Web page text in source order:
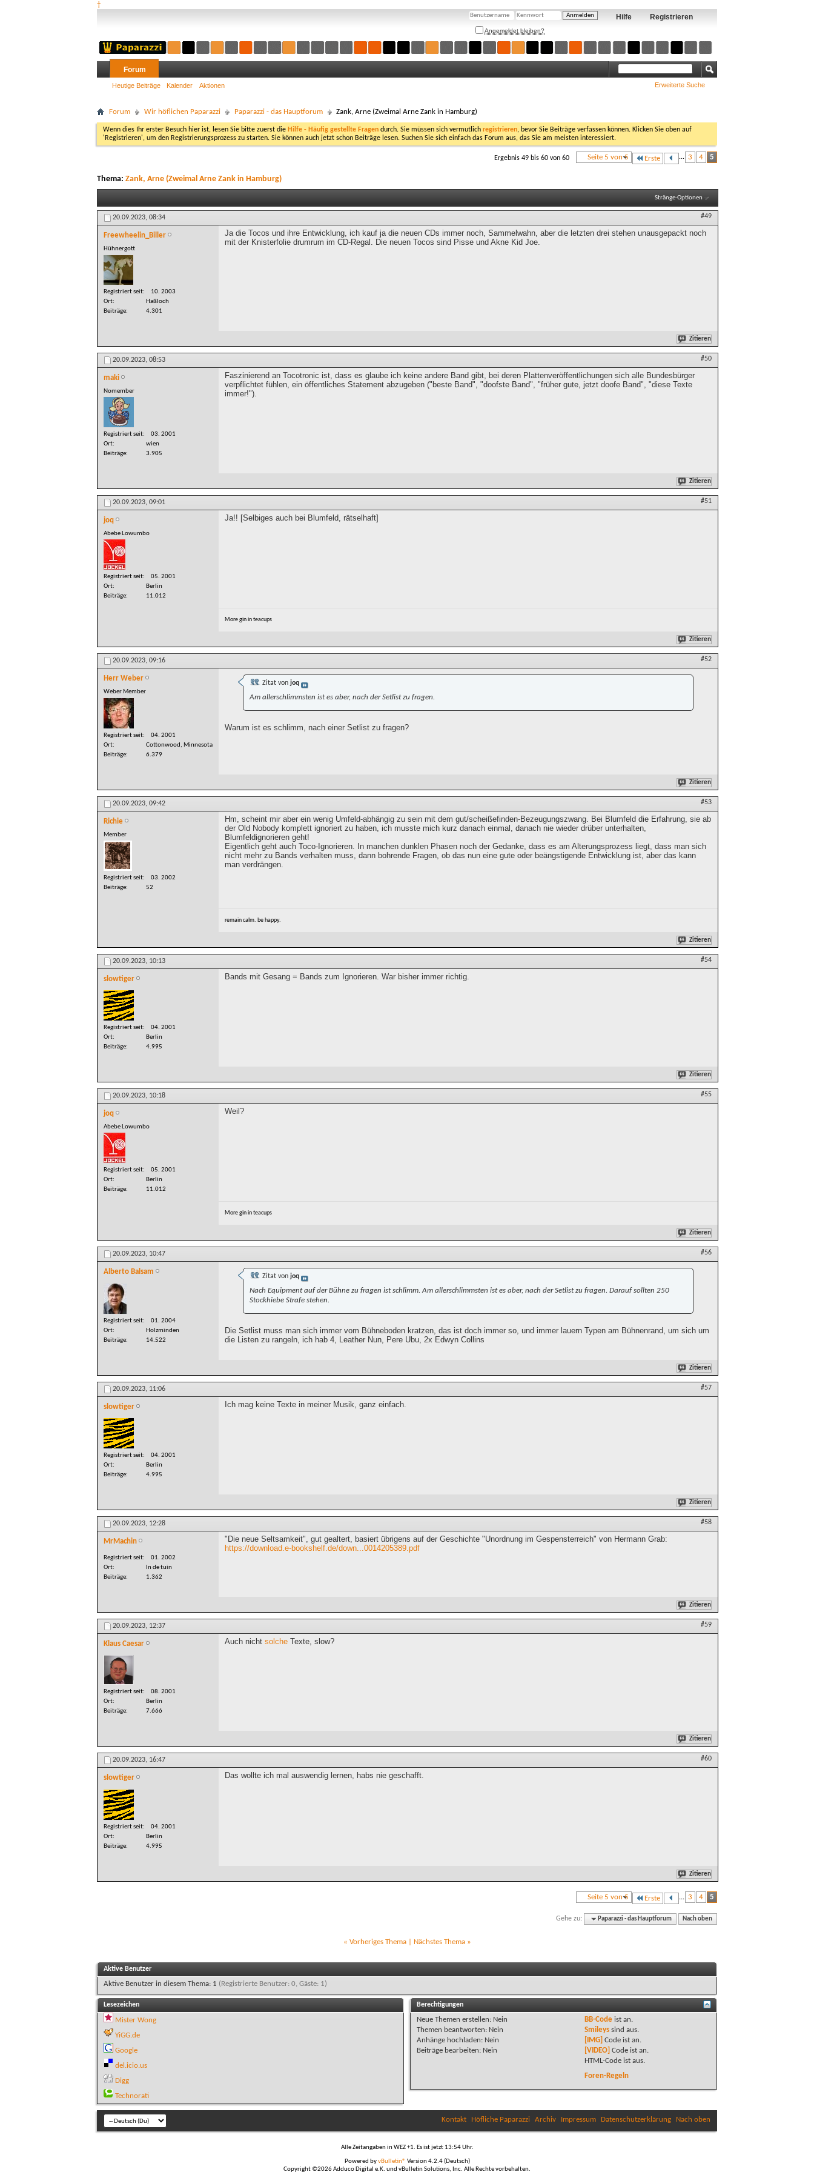
†
Registrieren
Hilfe
Angemeldet bleiben?
Forum
Heutige Beiträge Kalender Aktionen Erweiterte Suche
Forum Wir höflichen Paparazzi Paparazzi - das Hauptforum Zank, Arne (Zweimal Arne Zank in Hamburg)
Wenn dies Ihr erster Besuch hier ist, lesen Sie bitte zuerst die Hilfe - Häufig gestellte Fragen durch. Sie müssen sich vermutlich registrieren, bevor Sie Beiträge verfassen können. Klicken Sie oben auf
'Registrieren', um den Registrierungsprozess zu starten. Sie können auch jetzt schon Beiträge lesen. Suchen Sie sich einfach das Forum aus, das Sie am meisten interessiert.
Seite 5 von 5 Erste ... 3 4 5
Ergebnis 49 bis 60 von 60
Thema: Zank, Arne (Zweimal Arne Zank in Hamburg)
Stränge-Optionen
20.09.2023, 08:34 #49
Freewheelin_Biller
Hühnergott
Registriert seit
10. 2003
Ort
Haßloch
Beiträge
4.301
Ja die Tocos und ihre Entwicklung, ich kauf ja die neuen CDs immer noch, Sammelwahn, aber die letzten drei stehen unausgepackt noch
mit der Knisterfolie drumrum im CD-Regal. Die neuen Tocos sind Pisse und Akne Kid Joe.
Zitieren
20.09.2023, 08:53 #50
maki
Nomember
Registriert seit
03. 2001
Ort
wien
Beiträge
3.905
Faszinierend an Tocotronic ist, dass es glaube ich keine andere Band gibt, bei deren Plattenveröffentlichungen sich alle Bundesbürger
verpflichtet fühlen, ein öffentliches Statement abzugeben ("beste Band", "doofste Band", "früher gute, jetzt doofe Band", "diese Texte
immer!").
Zitieren
20.09.2023, 09:01 #51
joq
Abebe Lowumbo
Registriert seit
05. 2001
Ort
Berlin
Beiträge
11.012
Ja!! [Selbiges auch bei Blumfeld, rätselhaft]
More gin in teacups
Zitieren
20.09.2023, 09:16 #52
Herr Weber
Weber Member
Registriert seit
04. 2001
Ort
Cottonwood, Minnesota
Beiträge
6.379
Zitat von joq
Am allerschlimmsten ist es aber, nach der Setlist zu fragen.
Warum ist es schlimm, nach einer Setlist zu fragen?
Zitieren
20.09.2023, 09:42 #53
Richie
Member
Registriert seit
03. 2002
Beiträge
52
Hm, scheint mir aber ein wenig Umfeld-abhängig zu sein mit dem gut/scheißefinden-Bezeugungszwang. Bei Blumfeld die Erfahrung, sie ab
der Old Nobody komplett ignoriert zu haben, ich musste mich kurz danach einmal, danach nie wieder drüber unterhalten,
Blumfeldignorieren geht!
Eigentlich geht auch Toco-Ignorieren. In manchen dunklen Phasen noch der Gedanke, dass es am Alterungsprozess liegt, dass man sich
nicht mehr zu Bands verhalten muss, dann bohrende Fragen, ob das nun eine gute oder beängstigende Entwicklung ist, aber das kann
man verdrängen.
remain calm. be happy.
Zitieren
20.09.2023, 10:13 #54
slowtiger
Registriert seit
04. 2001
Ort
Berlin
Beiträge
4.995
Bands mit Gesang = Bands zum Ignorieren. War bisher immer richtig.
Zitieren
20.09.2023, 10:18 #55
joq
Abebe Lowumbo
Registriert seit
05. 2001
Ort
Berlin
Beiträge
11.012
Weil?
More gin in teacups
Zitieren
20.09.2023, 10:47 #56
Alberto Balsam
Registriert seit
01. 2004
Ort
Holzminden
Beiträge
14.522
Zitat von joq
Nach Equipment auf der Bühne zu fragen ist schlimm. Am allerschlimmsten ist es aber, nach der Setlist zu fragen. Darauf sollten 250
Stockhiebe Strafe stehen.
Die Setlist muss man sich immer vom Bühneboden kratzen, das ist doch immer so, und immer lauern Typen am Bühnenrand, um sich um
die Listen zu rangeln, ich hab 4, Leather Nun, Pere Ubu, 2x Edwyn Collins
Zitieren
20.09.2023, 11:06 #57
slowtiger
Registriert seit
04. 2001
Ort
Berlin
Beiträge
4.995
Ich mag keine Texte in meiner Musik, ganz einfach.
Zitieren
20.09.2023, 12:28 #58
MrMachin
Registriert seit
01. 2002
Ort
In de tuin
Beiträge
1.362
"Die neue Seltsamkeit", gut gealtert, basiert übrigens auf der Geschichte "Unordnung im Gespensterreich" von Hermann Grab:
https://download.e-bookshelf.de/down...0014205389.pdf
Zitieren
20.09.2023, 12:37 #59
Klaus Caesar
Registriert seit
08. 2001
Ort
Berlin
Beiträge
7.666
Auch nicht solche Texte, slow?
Zitieren
20.09.2023, 16:47 #60
slowtiger
Registriert seit
04. 2001
Ort
Berlin
Beiträge
4.995
Das wollte ich mal auswendig lernen, habs nie geschafft.
Zitieren
Seite 5 von 5 Erste ... 3 4 5
Gehe zu: Paparazzi - das Hauptforum Nach oben
« Vorheriges Thema| Nächstes Thema »
Aktive Benutzer
Aktive Benutzer in diesem Thema: 1 (Registrierte Benutzer: 0, Gäste: 1)
Lesezeichen
Mister Wong
YiGG.de
Google
del.icio.us
Digg
Technorati
Berechtigungen
Neue Themen erstellen: Nein
Themen beantworten: Nein
Anhänge hochladen: Nein
Beiträge bearbeiten: Nein
BB-Codeist an.
Smileyssind aus.
[IMG] Code ist an.
[VIDEO] Code ist an.
HTML-Code ist aus.
Foren-Regeln
Kontakt Höfliche Paparazzi Archiv Impressum Datenschutzerklärung Nach oben
Alle Zeitangaben in WEZ +1. Es ist jetzt 13:54Uhr.
Powered byvBulletin® Version 4.2.4 (Deutsch)
Copyright ©2026 Adduco Digital e.K. und vBulletin Solutions, Inc. Alle Rechte vorbehalten.